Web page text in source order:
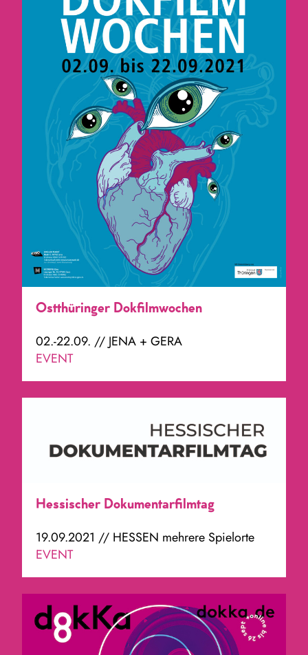
Ostthüringer Dokfilmwochen
02.-22.09. // JENA + GERA
EVENT
Hessischer Dokumentarfilmtag
19.09.2021 // HESSEN mehrere Spielorte
EVENT